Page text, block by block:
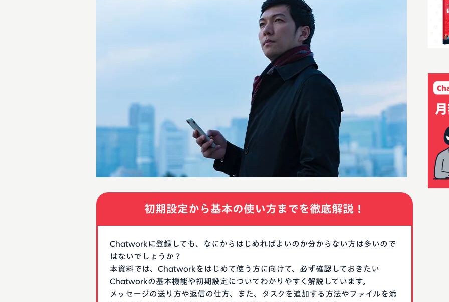
初期設定から基本の使い方までを徹底解説！
Chatworkに登録しても、なにからはじめればよいのか分からない方は多いので
はないでしょうか？
本資料では、Chatworkをはじめて使う方に向けて、必ず確認しておきたい
Chatworkの基本機能や初期設定についてわかりやすく解説しています。
メッセージの送り方や返信の仕方、また、タスクを追加する方法やファイルを添